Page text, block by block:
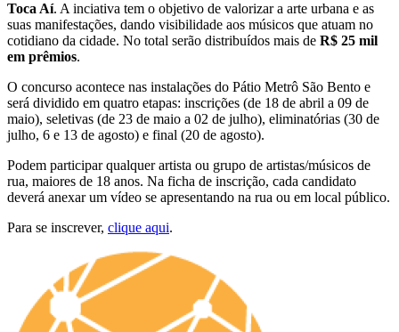
Toca Aí. A inciativa tem o objetivo de valorizar a arte urbana e as
suas manifestações, dando visibilidade aos músicos que atuam no
cotidiano da cidade. No total serão distribuídos mais de R$ 25 mil
em prêmios.
O concurso acontece nas instalações do Pátio Metrô São Bento e
será dividido em quatro etapas: inscrições (de 18 de abril a 09 de
maio), seletivas (de 23 de maio a 02 de julho), eliminatórias (30 de
julho, 6 e 13 de agosto) e final (20 de agosto).
Podem participar qualquer artista ou grupo de artistas/músicos de
rua, maiores de 18 anos. Na ficha de inscrição, cada candidato
deverá anexar um vídeo se apresentando na rua ou em local público.
Para se inscrever, clique aqui.